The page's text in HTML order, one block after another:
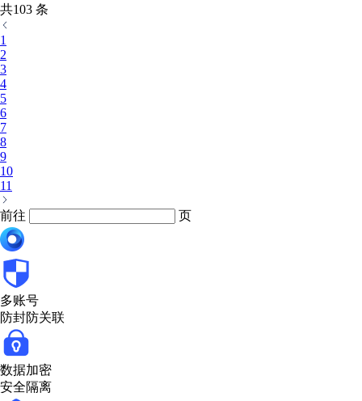
共103 条
1
2
3
4
5
6
7
8
9
10
11
前往 页
多账号
防封防关联
数据加密
安全隔离